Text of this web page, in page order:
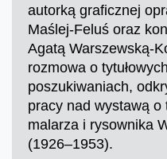
autorką graficznej
Maślej-Feluś oraz
Agatą Warszewską-
rozmowa o
poszukiwaniach,
pracy nad wystawą
malarza i rysownika
(1926–1953).